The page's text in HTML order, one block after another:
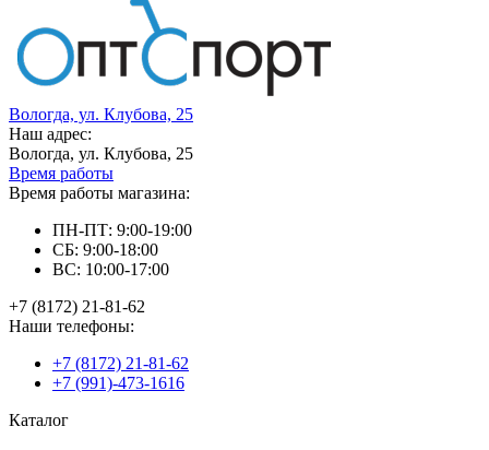
Вологда, ул. Клубова, 25
Наш адрес:
Вологда, ул. Клубова, 25
Время работы
Время работы магазина:
ПН-ПТ: 9:00-19:00
СБ: 9:00-18:00
ВС: 10:00-17:00
+7 (8172) 21-81-62
Наши телефоны:
+7 (8172) 21-81-62
+7 (991)-473-1616
Каталог